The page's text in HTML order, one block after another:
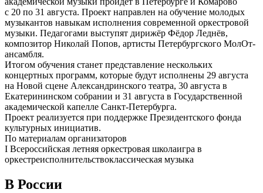
с 20 по 31 августа. Проект направлен на обучение молодых
музыкантов навыкам исполнения современной оркестровой
музыки. Педагогами выступят дирижёр Фёдор Леднёв,
композитор Николай Попов, артисты Петербургского МолОт-
ансамбля.
Итогом обучения станет представление нескольких
концертных программ, которые будут исполнены 29 августа
на Новой сцене Александринского театра, 30 августа в
Екатерининском собрании и 31 августа в Государственной
академической капелле Санкт-Петербурга.
Проект реализуется при поддержке Президентского фонда
культурных инициатив.
По материалам организаторов
I Всероссийская летняя оркестровая школаигра в
оркестреисполнительствоклассическая музыка
В России